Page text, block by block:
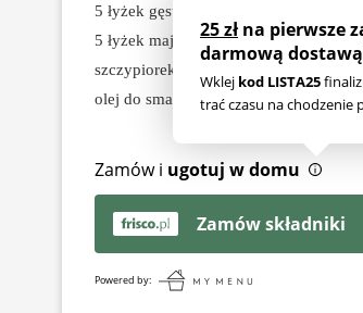
5 łyżek gęstego jogurtu naturalnego
5 łyżek majonezu
szczypiorek i opcjonalnie kiełki
olej do smażenia
Zamów i ugotuj w domu
Zamów składniki
Powered by: